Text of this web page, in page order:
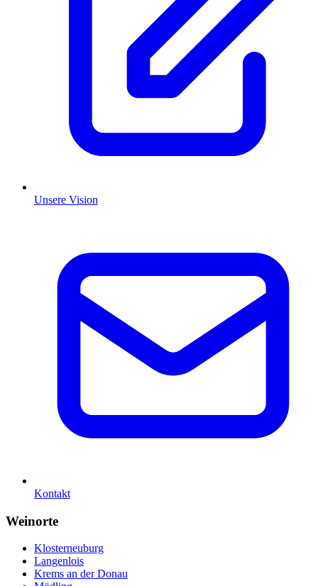
Unsere Vision
Kontakt
Weinorte
Klosterneuburg
Langenlois
Krems an der Donau